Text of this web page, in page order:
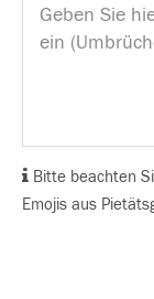
Bitte beachten
Emojis aus